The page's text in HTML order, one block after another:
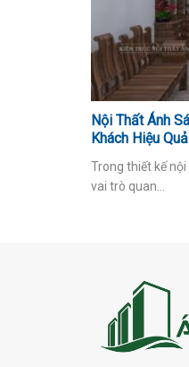
Nội Thất Ánh
Khách Hiệu Quả
Trong thiết kế
vai trò quan...